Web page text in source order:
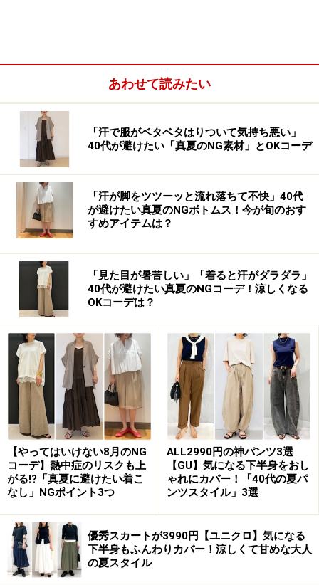
けでこなれ感が出るのがメリットです。縦長のIラインが
作りやすく、コーデによっては着やせ効果が期待できる
ことも。
写真のように襟がないものから、テーラード風の襟付き
のもの、ガウンのようにウエストに巻くことができる共
布のベルトがついているもの、リバーシブル、フード付
きなどデザインも豊富です。
着てみると裏地がない分、落ち感がきれいですっきりと
した印象に。大人の女性がシーンを選ばず、毎日のよう
に着られるシンプルさが魅力です。
この秋冬も引き続きトレンド「CPOジャケ
ット」
CPOジャケットは胸に付いたポケットもポイント 出典：
WEAR
2019年の秋冬にトレンドアイテムとして登場し、今年も
引き続き人気なのが「CPOジャケット」です。CPOと
は、Chief Petty Officer（アメリカ海軍下士官）の略称。
アメリカ海軍のユニフォームのディテールを取り入れ
た、どこかアーミーな雰囲気も感じられるデザインで、
あわせて読みたい
「汗で服がベタベタはりついて気持ち悪い」
40代が避けたい「真夏のNG素材」とOKコーデ
「汗が脚をツツーッと流れ落ちて不快」40代
が避けたい真夏のNGボトムス！今が旬のおす
すめアイテムは？
「見た目が暑苦しい」「着ると汗がダラダラ」
40代が避けたい真夏のNGコーデ！涼しくなる
OKコーデは？
【やってはいけない8月のNG
コーデ】熱中症のリスクも上
がる!?「真夏に避けたい着こ
なし」NGポイント3つ
ALL2990円の神パンツ3選
【GU】気になる下半身をおし
ゃれにカバー！「40代の夏パ
ンツスタイル」3選
優秀スカートが3990円【ユニクロ】気になる
下半身もふんわりカバー！涼しくて甘めな大人
の夏スタイル